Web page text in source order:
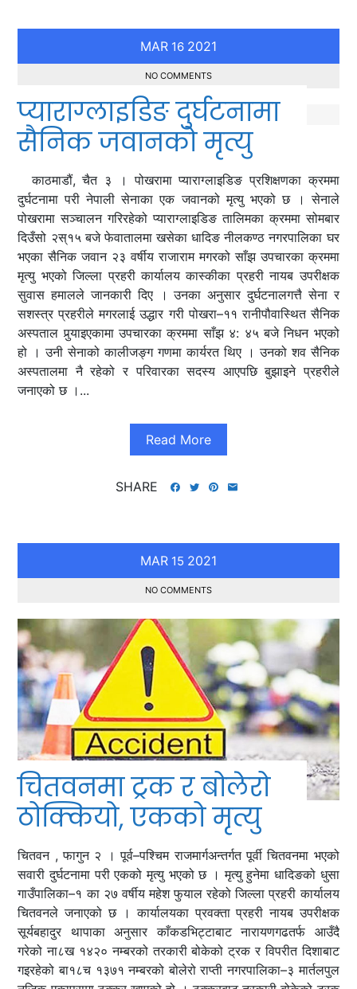
MAR 16 2021
NO COMMENTS
प्याराग्लाइडिङ दुर्घटनामा
सैनिक जवानको मृत्यु
काठमाडौं, चैत ३ । पोखरामा प्याराग्लाइडिङ प्रशिक्षणका क्रममा
दुर्घटनामा परी नेपाली सेनाका एक जवानको मृत्यु भएको छ । सेनाले
पोखरामा सञ्चालन गरिरहेको प्याराग्लाइडिङ तालिमका क्रममा सोमबार
दिउँसो २स्१५ बजे फेवातालमा खसेका धादिङ नीलकण्ठ नगरपालिका घर
भएका सैनिक जवान २३ वर्षीय राजाराम मगरको साँझ उपचारका क्रममा
मृत्यु भएको जिल्ला प्रहरी कार्यालय कास्कीका प्रहरी नायब उपरीक्षक
सुवास हमालले जानकारी दिए । उनका अनुसार दुर्घटनालगत्तै सेना र
सशस्त्र प्रहरीले मगरलाई उद्धार गरी पोखरा–११ रानीपौवास्थित सैनिक
अस्पताल पुर्‍याइएकामा उपचारका क्रममा साँझ ४: ४५ बजे निधन भएको
हो । उनी सेनाको कालीजङ्ग गणमा कार्यरत थिए । उनको शव सैनिक
अस्पतालमा नै रहेको र परिवारका सदस्य आएपछि बुझाइने प्रहरीले
जनाएको छ ।...
Read More
SHARE
MAR 15 2021
NO COMMENTS
चितवनमा ट्रक र बोलेरो
ठोक्कियो, एकको मृत्यु
चितवन , फागुन २ । पूर्व–पश्चिम राजमार्गअन्तर्गत पूर्वी चितवनमा भएको
सवारी दुर्घटनामा परी एकको मृत्यु भएको छ । मृत्यु हुनेमा धादिङको धुसा
गाउँपालिका–१ का २७ वर्षीय महेश फुयाल रहेको जिल्ला प्रहरी कार्यालय
चितवनले जनाएको छ । कार्यालयका प्रवक्ता प्रहरी नायब उपरीक्षक
सूर्यबहादुर थापाका अनुसार काँकडभिट्टाबाट नारायणगढतर्फ आउँदै
गरेको ना८ख १४२० नम्बरको तरकारी बोकेको ट्रक र विपरीत दिशाबाट
गइरहेको बा१८च १३७१ नम्बरको बोलेरो राप्ती नगरपालिका–३ मार्तलपुल